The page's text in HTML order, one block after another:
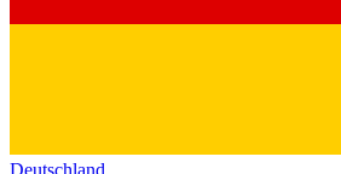
Deutschland